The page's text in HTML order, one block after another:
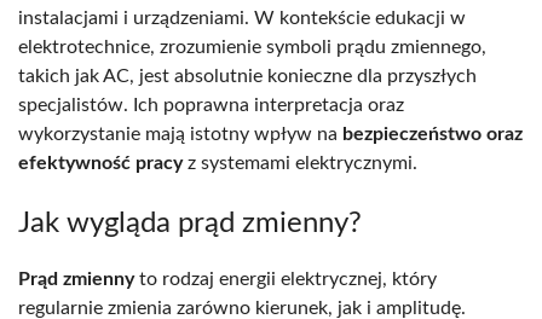
instalacjami i urządzeniami. W kontekście edukacji w
elektrotechnice, zrozumienie symboli prądu zmiennego,
takich jak AC, jest absolutnie konieczne dla przyszłych
specjalistów. Ich poprawna interpretacja oraz
wykorzystanie mają istotny wpływ na bezpieczeństwo oraz
efektywność pracyz systemami elektrycznymi.
Jak wygląda prąd zmienny?
Prąd zmiennyto rodzaj energii elektrycznej, który
regularnie zmienia zarówno kierunek, jak i amplitudę.